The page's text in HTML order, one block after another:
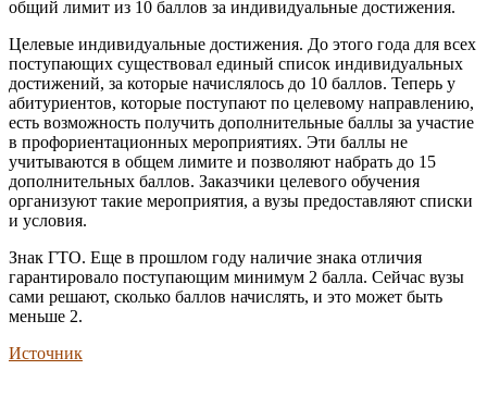
общий лимит из 10 баллов за индивидуальные достижения.
Целевые индивидуальные достижения. До этого года для всех
поступающих существовал единый список индивидуальных
достижений, за которые начислялось до 10 баллов. Теперь у
абитуриентов, которые поступают по целевому направлению,
есть возможность получить дополнительные баллы за участие
в профориентационных мероприятиях. Эти баллы не
учитываются в общем лимите и позволяют набрать до 15
дополнительных баллов. Заказчики целевого обучения
организуют такие мероприятия, а вузы предоставляют списки
и условия.
Знак ГТО. Еще в прошлом году наличие знака отличия
гарантировало поступающим минимум 2 балла. Сейчас вузы
сами решают, сколько баллов начислять, и это может быть
меньше 2.
Источник